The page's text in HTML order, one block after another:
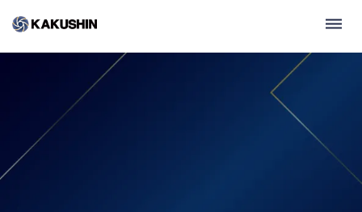
dehaze